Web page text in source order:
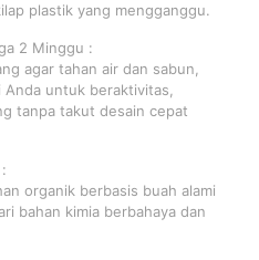
plastik yang mengganggu.
2 Minggu :
agar tahan air dan sabun,
untuk beraktivitas,
tanpa takut desain cepat
organik berbasis buah alami
bahan kimia berbahaya dan